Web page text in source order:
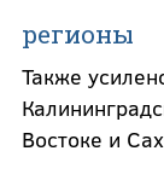
регионы
Также
Востоке и